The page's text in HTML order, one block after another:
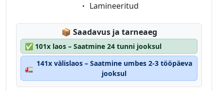
Eigenschaft:
Lamineeritud
📦 Lagerstatus:
Saadavus ja tarneaeg
✅ 101x laos – Saatmine 24 tunni jooksul
🚛
141x välislaos – Saatmine umbes 2-3 tööpäeva
jooksul